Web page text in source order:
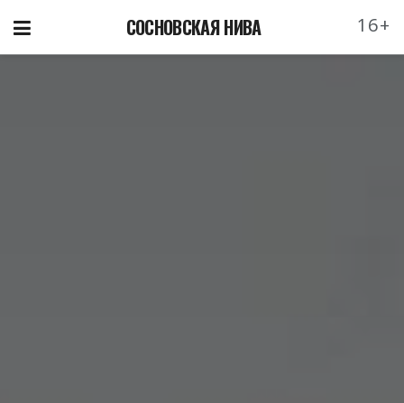
СОСНОВСКАЯ НИВА 16+